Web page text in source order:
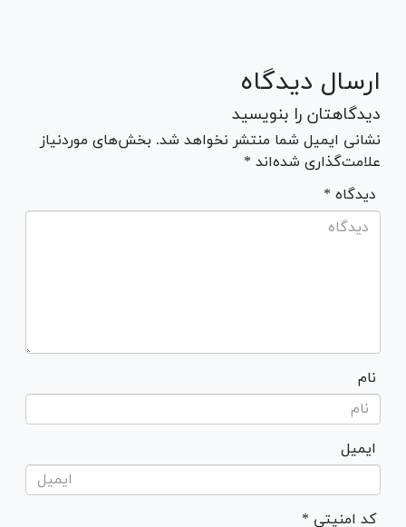
ارسال دیدگاه
دیدگاهتان را بنویسید
نشانی ایمیل شما منتشر نخواهد شد. بخش‌های موردنیاز
علامت‌گذاری شده‌اند *
* دیدگاه
نام
ایمیل
* کد امنیتی